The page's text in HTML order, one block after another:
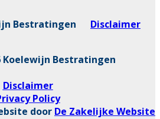
Bestratingen Disclaimer
Koelewijn Bestratingen
Disclaimer
Policy
door De Zakelijke Website